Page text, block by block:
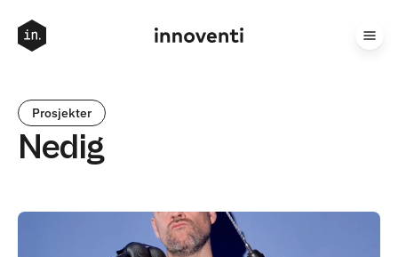
Prosjekter
Nedig